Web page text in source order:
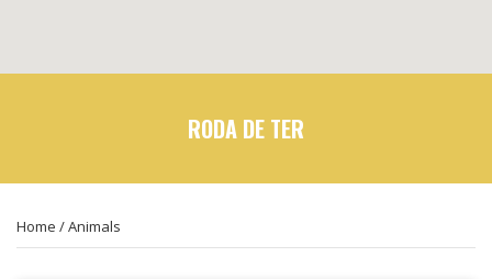
RODA DE TER
Home /Animals